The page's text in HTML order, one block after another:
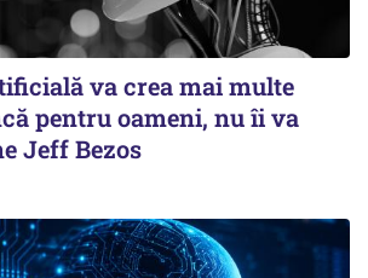
va crea mai multe
pentru oameni, nu îi va
Jeff Bezos